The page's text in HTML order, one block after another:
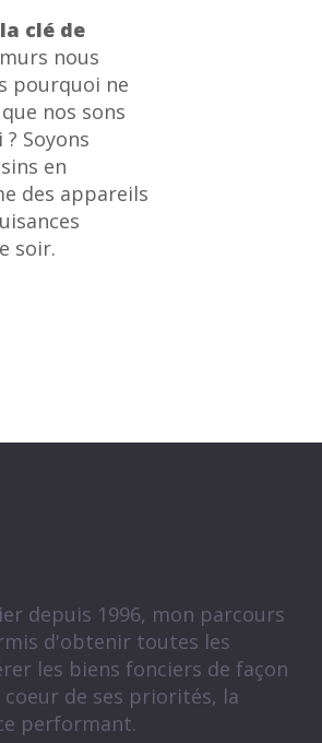
clé de
nous
pourquoi ne
nos sons
Soyons
en
des appareils
soir.
depuis 1996, mon parcours
d'obtenir toutes les
les biens fonciers de façon
de ses priorités, la
performant.